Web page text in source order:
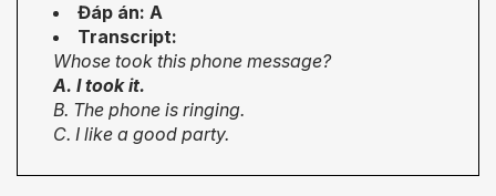
Đáp án: A
Transcript:
Whose took this phone message?
A. I took it.
B. The phone is ringing.
C. I like a good party.